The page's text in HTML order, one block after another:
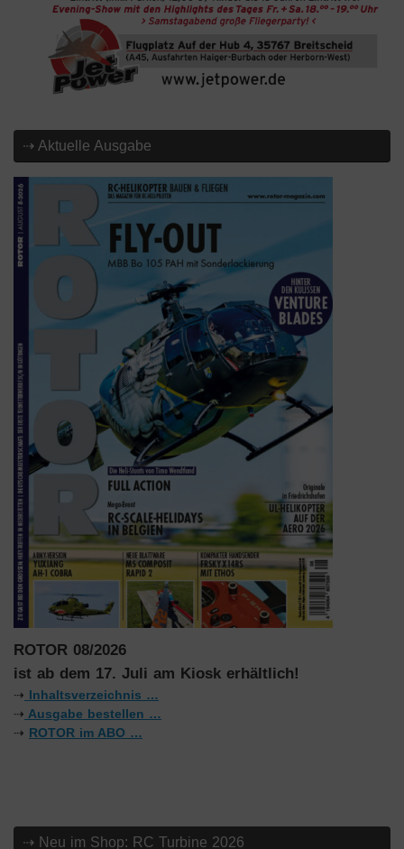
⇢ Aktuelle Ausgabe
ROTOR 08/2026
ist ab dem 17. Juli am Kiosk erhältlich!
⇢ Inhaltsverzeichnis …
⇢ Ausgabe bestellen …
⇢ ROTOR im ABO …
⇢ Neu im Shop: RC Turbine 2026